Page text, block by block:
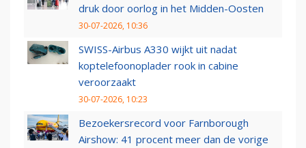
druk door oorlog in het Midden-Oosten
30-07-2026, 10:36
SWISS-Airbus A330 wijkt uit nadat
koptelefoonoplader rook in cabine
veroorzaakt
30-07-2026, 10:23
Bezoekersrecord voor Farnborough
Airshow: 41 procent meer dan de vorige